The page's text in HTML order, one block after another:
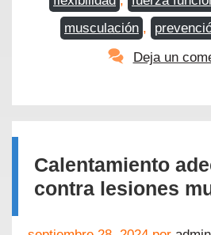
musculación ,
Deja un
Calentamiento
contra lesiones